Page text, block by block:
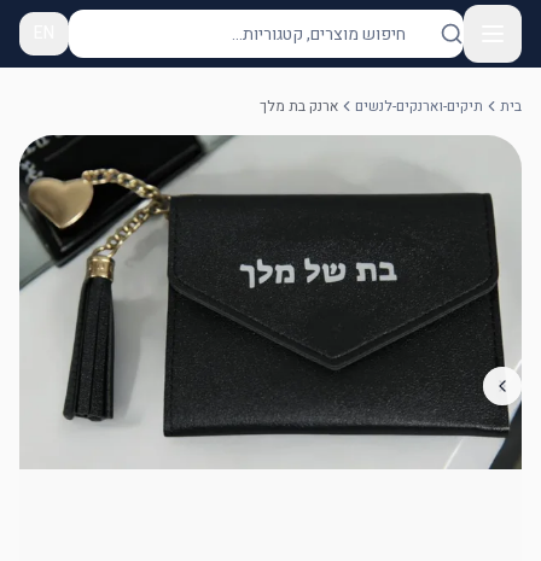
בית תיקים-וארנקים-לנשים ארנק בת מלך